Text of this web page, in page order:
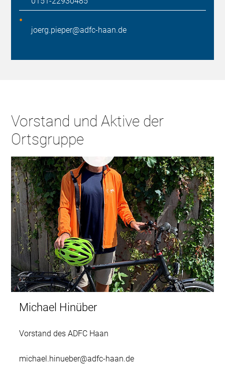
joerg.pieper@adfc-haan.de
Vorstand und Aktive der
Ortsgruppe
Michael Hinüber
Vorstand des ADFC Haan
michael.hinueber@adfc-haan.de